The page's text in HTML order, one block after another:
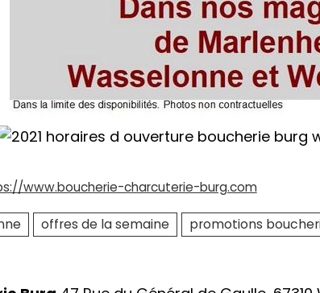
www.boucherie-charcuterie-burg.com
offres de la semaine promotions